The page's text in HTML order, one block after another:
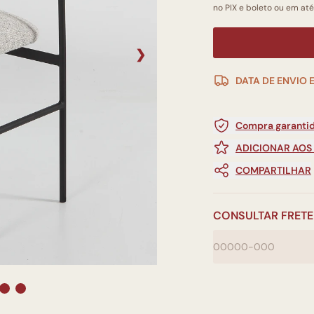
❯
no PIX e boleto ou em até
DATA DE
Compra
ADICIONAR AOS
COMPARTILHAR
CONSULTAR FRETE